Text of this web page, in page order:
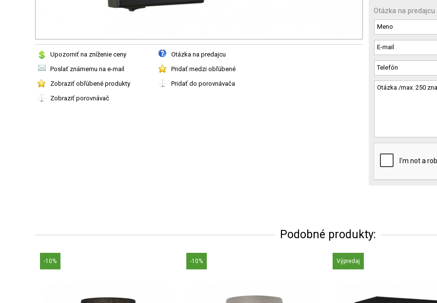
Upozorniť na zníženie ceny
Otázka na predajcu
Poslať známemu na e-mail
Pridať medzi obľúbené
Zobraziť obľúbené produkty
Pridať do porovnávača
Zobraziť porovnávač
Otázka na predajcu
Podobné produkty:
-10% -10% Výpredaj